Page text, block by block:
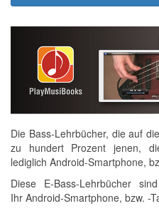
Die Bass-Lehrbücher, die auf
zu hundert Prozent jenen,
lediglich Android-Smartphone,
Diese E-Bass-Lehrbücher
Ihr Android-Smartphone, bzw. -